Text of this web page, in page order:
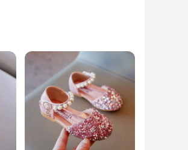
a testament to durability and
Whether it's a school day or a